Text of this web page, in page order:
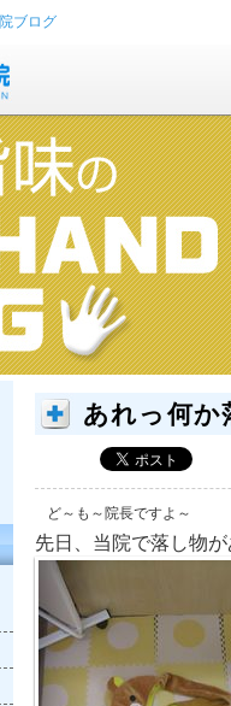
ブログ
あれっ何か
ど～も～院長ですよ～
先日、当院で落し物